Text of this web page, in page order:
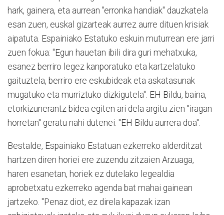
hark, gainera, eta aurrean "erronka handiak" dauzkatela
esan zuen, euskal gizarteak aurrez aurre dituen krisiak
aipatuta. Espainiako Estatuko eskuin muturrean ere jarri
zuen fokua: "Egun hauetan ibili dira guri mehatxuka,
esanez berriro legez kanporatuko eta kartzelatuko
gaituztela, berriro ere eskubideak eta askatasunak
mugatuko eta murriztuko dizkigutela". EH Bildu, baina,
etorkizunerantz bidea egiten ari dela argitu zien "iragan
horretan" geratu nahi dutenei. "EH Bildu aurrera doa".
Bestalde, Espainiako Estatuan ezkerreko alderditzat
hartzen diren horiei ere zuzendu zitzaien Arzuaga,
haren esanetan, horiek ez dutelako legealdia
aprobetxatu ezkerreko agenda bat mahai gainean
jartzeko. "Penaz diot, ez direla kapazak izan